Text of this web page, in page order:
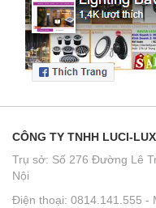
CÔNG TY TNHH LUCI-
Trụ sở: Số 276 Đường Lê
Nội
Điện thoại: 0814.141.555 -